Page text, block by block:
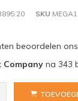
SKU
beoordelen
Companyna 343